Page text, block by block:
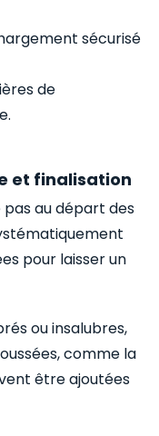
sécurisé
de
et finalisation
pas au départ des
pour laisser un
ou insalubres,
comme la
être ajoutées